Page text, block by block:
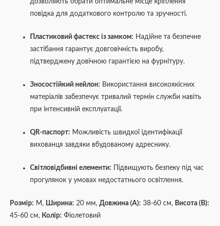
дозволяють обрати оптимальне місце кріплення
повідка для додаткового контролю та зручності.
Пластиковий фастекс із замком: Надійне та безпечне
застібання гарантує довговічність виробу,
підтверджену довічною гарантією на фурнітуру.
Зносостійкий нейлон: Використання високоякісних
матеріалів забезпечує тривалий термін служби навіть
при інтенсивній експлуатації.
QR-паспорт: Можливість швидкої ідентифікації
вихованця завдяки вбудованому адреснику.
Світловідбивні елементи: Підвищують безпеку під час
прогулянок у умовах недостатнього освітлення.
Розмір: М, Ширина: 20 мм, Довжина (А): 38-60 см, Висота (В):
45-60 см, Колір: Фіолетовий